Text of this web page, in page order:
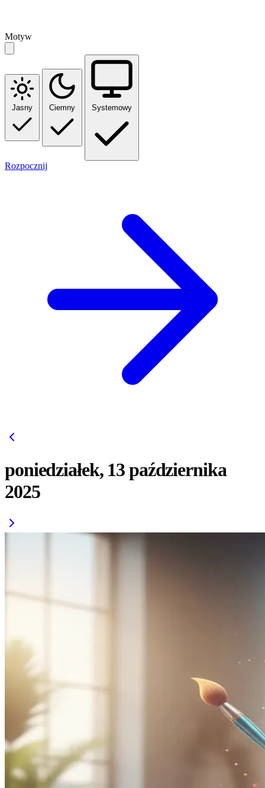
Motyw
Jasny Ciemny Systemowy
Rozpocznij
poniedziałek, 13 października
2025